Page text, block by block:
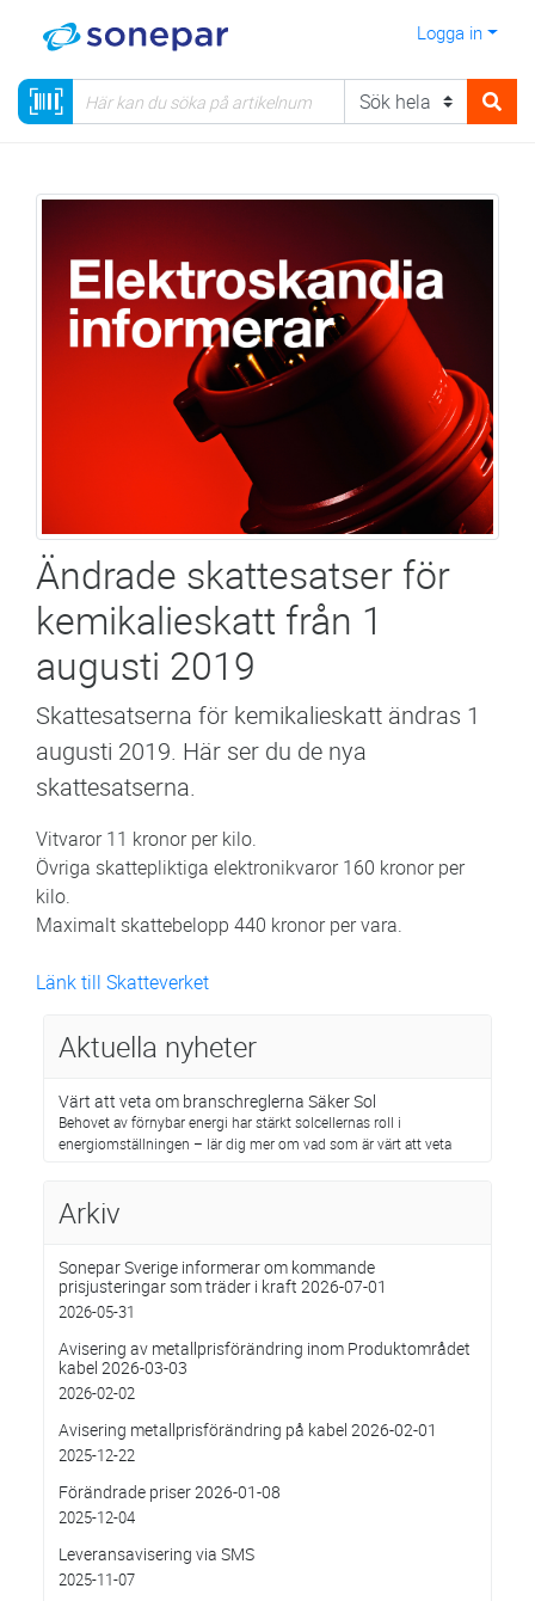
Logga in
Ändrade skattesatser för
kemikalieskatt från 1
augusti 2019
Skattesatserna för kemikalieskatt ändras 1
augusti 2019. Här ser du de nya
skattesatserna.
Vitvaror 11 kronor per kilo.
Övriga skattepliktiga elektronikvaror 160 kronor per
kilo.
Maximalt skattebelopp 440 kronor per vara.
Länk till Skatteverket
Aktuella nyheter
Värt att veta om branschreglerna Säker Sol
Behovet av förnybar energi har stärkt solcellernas roll i
energiomställningen – lär dig mer om vad som är värt att veta
Arkiv
Sonepar Sverige informerar om kommande
prisjusteringar som träder i kraft 2026-07-01
2026-05-31
Avisering av metallprisförändring inom Produktområdet
kabel 2026-03-03
2026-02-02
Avisering metallprisförändring på kabel 2026-02-01
2025-12-22
Förändrade priser 2026-01-08
2025-12-04
Leveransavisering via SMS
2025-11-07